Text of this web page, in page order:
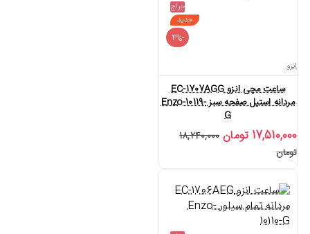
حراج
جدید
-4%
انزو
ساعت مچی انزو EC-1707AGG
مردانه استیل صفحه سبز Enzo-10119-
G
17,510,000 تومان
18,240,000
تومان